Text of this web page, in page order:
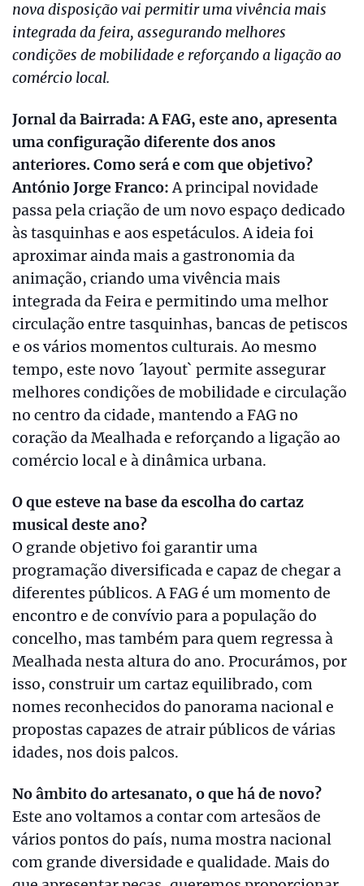
nova disposição vai permitir uma vivência mais
integrada da feira, assegurando melhores
condições de mobilidade e reforçando a ligação ao
comércio local.
Jornal da Bairrada: A FAG, este ano, apresenta
uma configuração diferente dos anos
anteriores. Como será e com que objetivo?
António Jorge Franco:A principal novidade
passa pela criação de um novo espaço dedicado
às tasquinhas e aos espetáculos. A ideia foi
aproximar ainda mais a gastronomia da
animação, criando uma vivência mais
integrada da Feira e permitindo uma melhor
circulação entre tasquinhas, bancas de petiscos
e os vários momentos culturais. Ao mesmo
tempo, este novo ´layout` permite assegurar
melhores condições de mobilidade e circulação
no centro da cidade, mantendo a FAG no
coração da Mealhada e reforçando a ligação ao
comércio local e à dinâmica urbana.
O que esteve na base da escolha do cartaz
musical deste ano?
O grande objetivo foi garantir uma
programação diversificada e capaz de chegar a
diferentes públicos. A FAG é um momento de
encontro e de convívio para a população do
concelho, mas também para quem regressa à
Mealhada nesta altura do ano. Procurámos, por
isso, construir um cartaz equilibrado, com
nomes reconhecidos do panorama nacional e
propostas capazes de atrair públicos de várias
idades, nos dois palcos.
No âmbito do artesanato, o que há de novo?
Este ano voltamos a contar com artesãos de
vários pontos do país, numa mostra nacional
com grande diversidade e qualidade. Mais do